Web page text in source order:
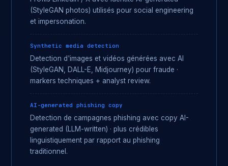
(StyleGAN photos) utilisés pour social engineering
et impersonation.
Synthetic media detection
Detection d'images et vidéos générées avec AI
(StyleGAN, DALL-E, Midjourney) pour fraude ·
markers techniques + analyst review.
AI-generated phishing copy
Detection de campagnes phishing avec copy AI-
generated (LLM-written) · plus crédibles
linguistiquement par rapport au phishing
traditionnel.